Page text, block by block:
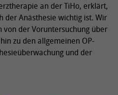
an der TiHo, erklärt,
der Anästhesie wichtig ist. Wir
von der Voruntersuchung über
zu den allgemeinen OP-
und der